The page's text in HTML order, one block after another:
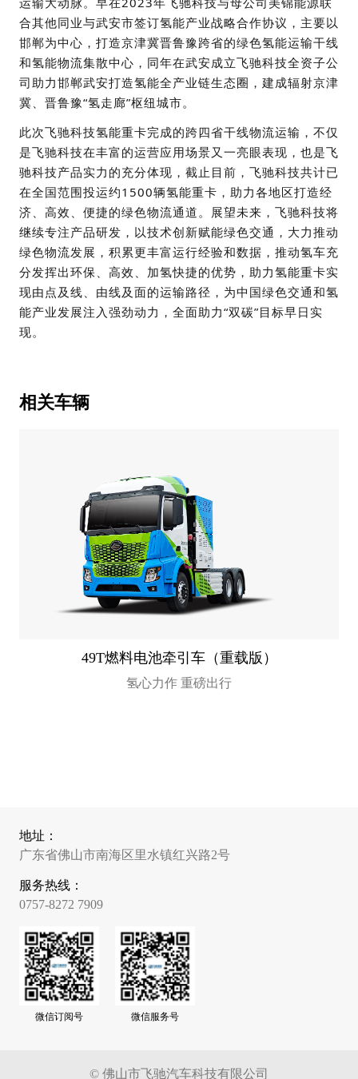
合其他同业与武安市签订氢能产业战略合作协议，主要以
邯郸为中心，打造京津冀晋鲁豫跨省的绿色氢能运输干线
和氢能物流集散中心，同年在武安成立飞驰科技全资子公
司助力邯郸武安打造氢能全产业链生态圈，建成辐射京津
冀、晋鲁豫“氢走廊”枢纽城市。
此次飞驰科技氢能重卡完成的跨四省干线物流运输，不仅
是飞驰科技在丰富的运营应用场景又一亮眼表现，也是飞
驰科技产品实力的充分体现，截止目前，飞驰科技共计已
在全国范围投运约1500辆氢能重卡，助力各地区打造经
济、高效、便捷的绿色物流通道。展望未来，飞驰科技将
继续专注产品研发，以技术创新赋能绿色交通，大力推动
绿色物流发展，积累更丰富运行经验和数据，推动氢车充
分发挥出环保、高效、加氢快捷的优势，助力氢能重卡实
现由点及线、由线及面的运输路径，为中国绿色交通和氢
能产业发展注入强劲动力，全面助力“双碳”目标早日实
现。
相关车辆
49T燃料电池牵引车（重载版）
氢心力作 重磅出行
地址：
广东省佛山市南海区里水镇红兴路2号
服务热线：
0757-8272 7909
微信订阅号 微信服务号
© 佛山市飞驰汽车科技有限公司